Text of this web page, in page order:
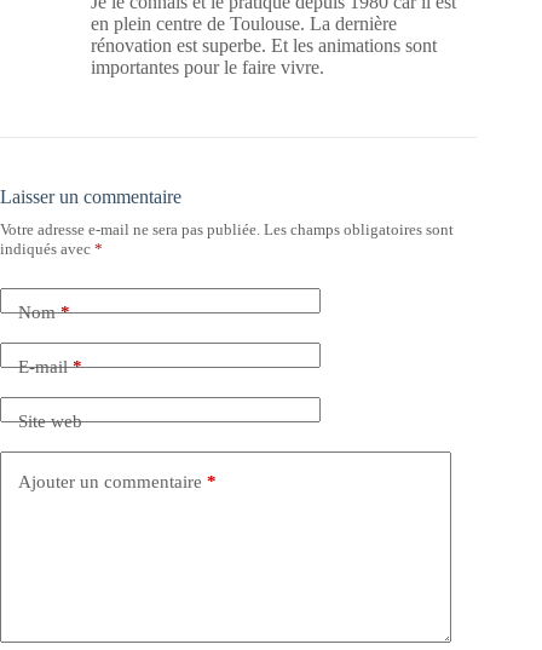
en plein centre de Toulouse. La dernière
rénovation est superbe. Et les animations sont
importantes pour le faire vivre.
Laisser un commentaire
Votre adresse e-mail ne sera pas publiée. Les champs obligatoires sont
indiqués avec *
Nom*
E-mail*
Site web
Ajouter un commentaire *